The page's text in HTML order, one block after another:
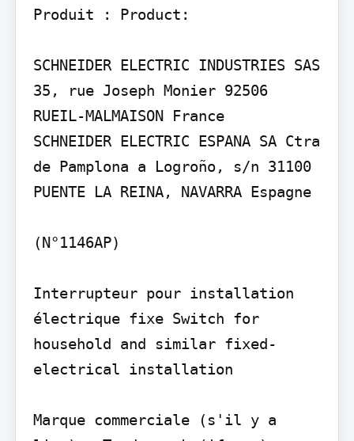
Produit : Product:
SCHNEIDER ELECTRIC INDUSTRIES SAS
35, rue Joseph Monier 92506
RUEIL-MALMAISON France
SCHNEIDER ELECTRIC ESPANA SA Ctra
de Pamplona a Logroño, s/n 31100
PUENTE LA REINA, NAVARRA Espagne
(N°1146AP)
Interrupteur pour installation
électrique fixe Switch for
household and similar fixed-
electrical installation
Marque commerciale (s'il y a